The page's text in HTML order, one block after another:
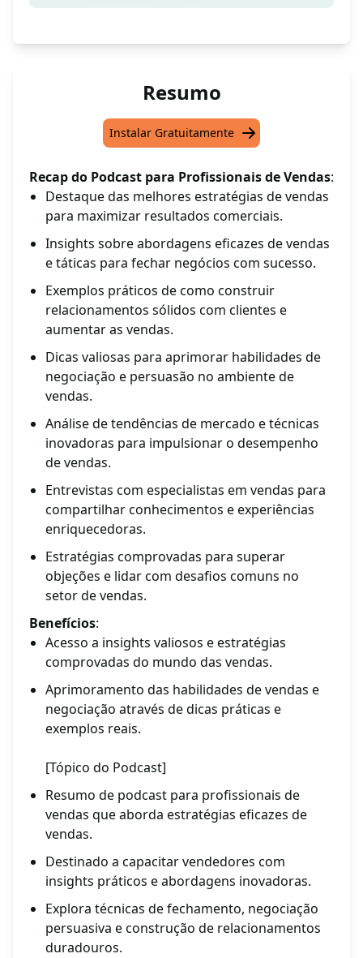
Resumo
Instalar Gratuitamente
Recap do Podcast para Profissionais de Vendas:
Destaque das melhores estratégias de vendas
para maximizar resultados comerciais.
Insights sobre abordagens eficazes de vendas
e táticas para fechar negócios com sucesso.
Exemplos práticos de como construir
relacionamentos sólidos com clientes e
aumentar as vendas.
Dicas valiosas para aprimorar habilidades de
negociação e persuasão no ambiente de
vendas.
Análise de tendências de mercado e técnicas
inovadoras para impulsionar o desempenho
de vendas.
Entrevistas com especialistas em vendas para
compartilhar conhecimentos e experiências
enriquecedoras.
Estratégias comprovadas para superar
objeções e lidar com desafios comuns no
setor de vendas.
Benefícios:
Acesso a insights valiosos e estratégias
comprovadas do mundo das vendas.
Aprimoramento das habilidades de vendas e
negociação através de dicas práticas e
exemplos reais.
[Tópico do Podcast]
Resumo de podcast para profissionais de
vendas que aborda estratégias eficazes de
vendas.
Destinado a capacitar vendedores com
insights práticos e abordagens inovadoras.
Explora técnicas de fechamento, negociação
persuasiva e construção de relacionamentos
duradouros.